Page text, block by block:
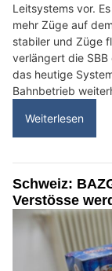
Leitsystems vor.
mehr Züge auf
stabiler und Züge
verlängert die
das heutige
Bahnbetrieb
Weiterlesen
Schweiz:
Verstösse